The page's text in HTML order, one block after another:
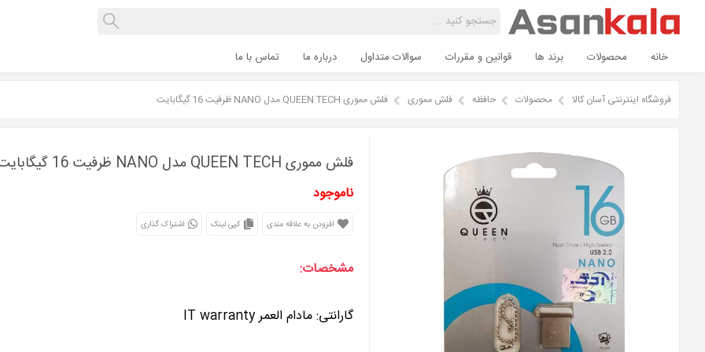
خانه محصولات برند ها قوانین و مقررات سوالات متداول درباره ما تماس با ما
فروشگاه اینترنتی آسان کالا محصولات حافظه فلش مموری فلش مموری QUEEN TECH مدل NANO ظرفیت 16 گیگابایت
فلش مموری QUEEN TECH مدل NANO ظرفیت 16 گیگابایت
ناموجود
افزودن به علاقه مندی کپی لینک اشتراک گذاری
مشخصات:
گارانتی: مادام العمر IT warranty